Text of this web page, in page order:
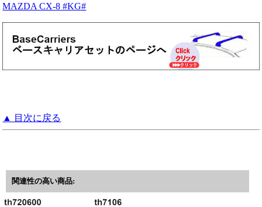
MAZDA CX-8 #KG#
▲ 目次に戻る
関連性の高い商品: